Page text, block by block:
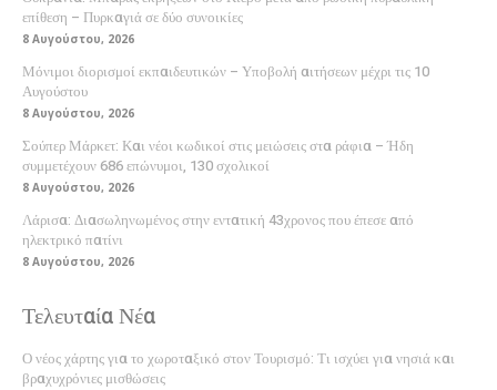
επίθεση – Πυρκαγιά σε δύο συνοικίες
8 Αυγούστου, 2026
Μόνιμοι διορισμοί εκπαιδευτικών – Υποβολή αιτήσεων μέχρι τις 10
Αυγούστου
8 Αυγούστου, 2026
Σούπερ Μάρκετ: Και νέοι κωδικοί στις μειώσεις στα ράφια – Ήδη
συμμετέχουν 686 επώνυμοι, 130 σχολικοί
8 Αυγούστου, 2026
Λάρισα: Διασωληνωμένος στην εντατική 43χρονος που έπεσε από
ηλεκτρικό πατίνι
8 Αυγούστου, 2026
Τελευταία Νέα
Ο νέος χάρτης για το χωροταξικό στον Τουρισμό: Τι ισχύει για νησιά και
βραχυχρόνιες μισθώσεις